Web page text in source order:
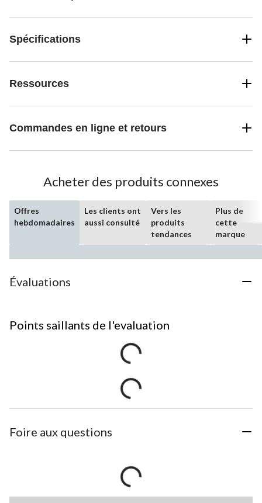
Spécifications
Ressources
Commandes en ligne et retours
Acheter des produits connexes
Offres
hebdomadaires
Les clients ont
aussi consulté
Vers les
produits
tendances
Plus de
cette
marque
Évaluations
Points saillants de l'evaluation
Foire aux questions